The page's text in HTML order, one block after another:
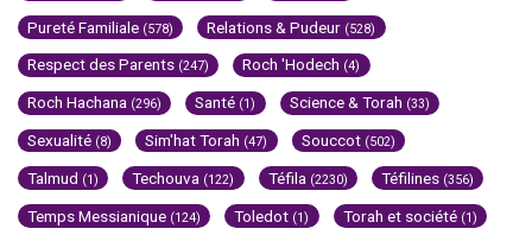
Pureté Familiale (578) Relations & Pudeur (528)
Respect des Parents (247) Roch 'Hodech (4)
Roch Hachana (296) Santé (1) Science & Torah (33)
Sexualité (8) Sim'hat Torah (47) Souccot (502)
Talmud (1) Techouva (122) Téfila (2230) Téfilines (356)
Temps Messianique (124) Toledot (1) Torah et société (1)